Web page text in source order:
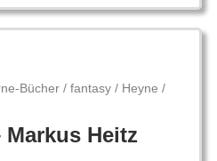
Bücher / fantasy / Heyne /
Markus Heitz